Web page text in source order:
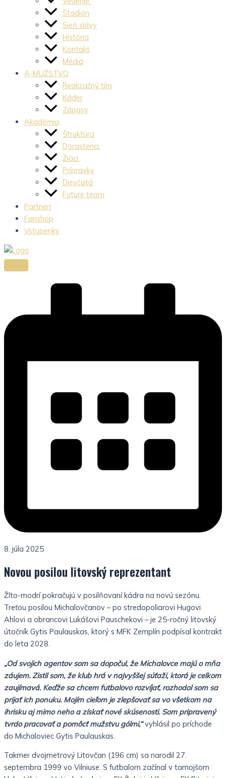
Štadión
Sieň slávy
História
Kontakt
Médiá
A-MUŽSTVO
Realizačný tím
Káder
Zápasy
Akadémia
Štruktúra
Dorastenci
Žiaci
Prípravky
Dievčatá
Future team
Partneri
Fanshop
Vstupenky
8. júla 2025
Novou posilou litovský reprezentant
Žlto-modrí pokračujú v posilňovaní kádra na novú sezónu.
Treťou posilou Michalovčanov – po stredopoliarovi Hugovi
Ahlovi a obrancovi Lukášovi Pauschekovi – je 25-ročný litovský
útočník Gytis Paulauskas, ktorý s MFK Zemplín podpísal kontrakt
do leta 2028.
„Od svojich agentov som sa dopočul, že Michalovce majú o mňa
záujem. Zistil som, že klub hrá v najvyššej súťaži, ktorá je celkom
zaujímavá. Keďže sa chcem futbalovo rozvíjať, rozhodol som sa
prijať ich ponuku. Mojím cieľom je zlepšovať sa vo všetkom na
ihrisku aj mimo neho a získať nové skúsenosti. Som pripravený
tvrdo pracovať a pomôcť mužstvu gólmi,“vyhlásil po príchode
do Michaloviec Gytis Paulauskas.
Takmer dvojmetrový Litovčan (196 cm) sa narodil 27.
septembra 1999 vo Vilniuse. S futbalom začínal v tamojšom